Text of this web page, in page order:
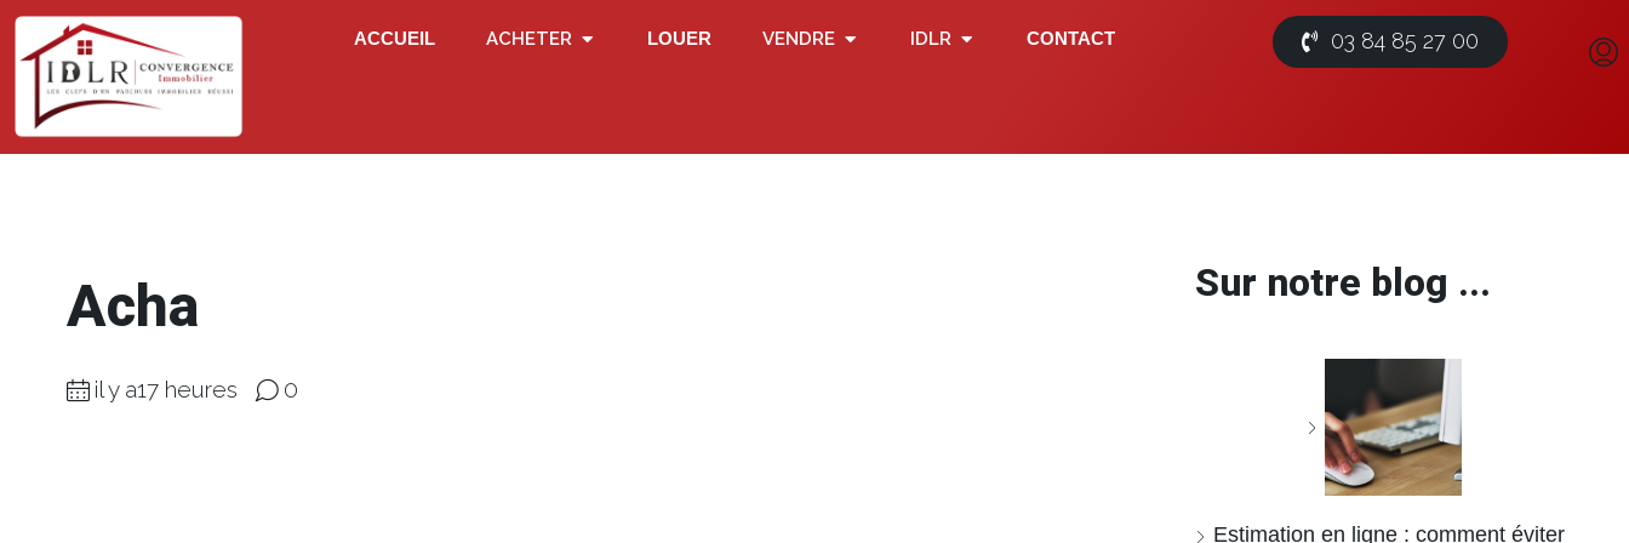
ACCUEIL ACHETER LOUER VENDRE IDLR CONTACT 03 84 85 27 00
Acha
il y a17 heures 0
Sur notre blog ...
Estimation en ligne : comment éviter